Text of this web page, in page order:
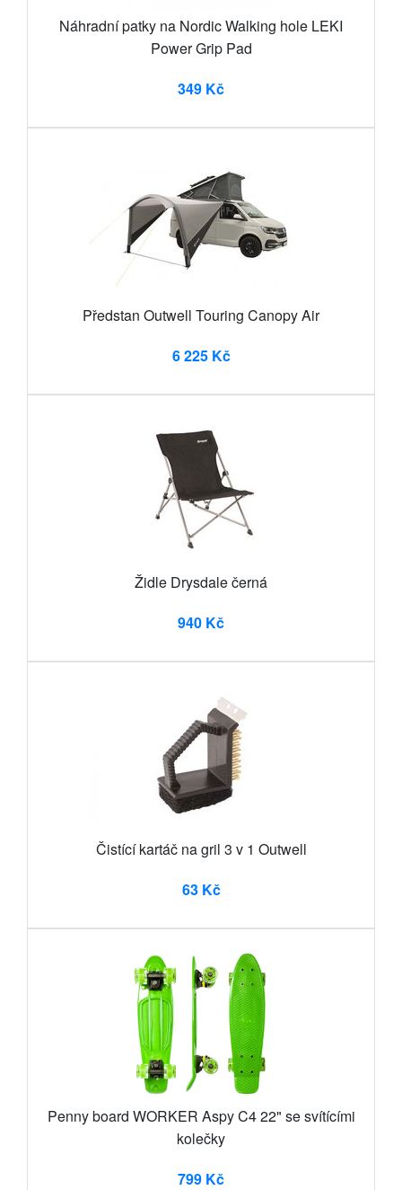
Náhradní patky na Nordic Walking hole LEKI
Power Grip Pad
349 Kč
Předstan Outwell Touring Canopy Air
6 225 Kč
Židle Drysdale černá
940 Kč
Čistící kartáč na gril 3 v 1 Outwell
63 Kč
Penny board WORKER Aspy C4 22" se svítícími
kolečky
799 Kč